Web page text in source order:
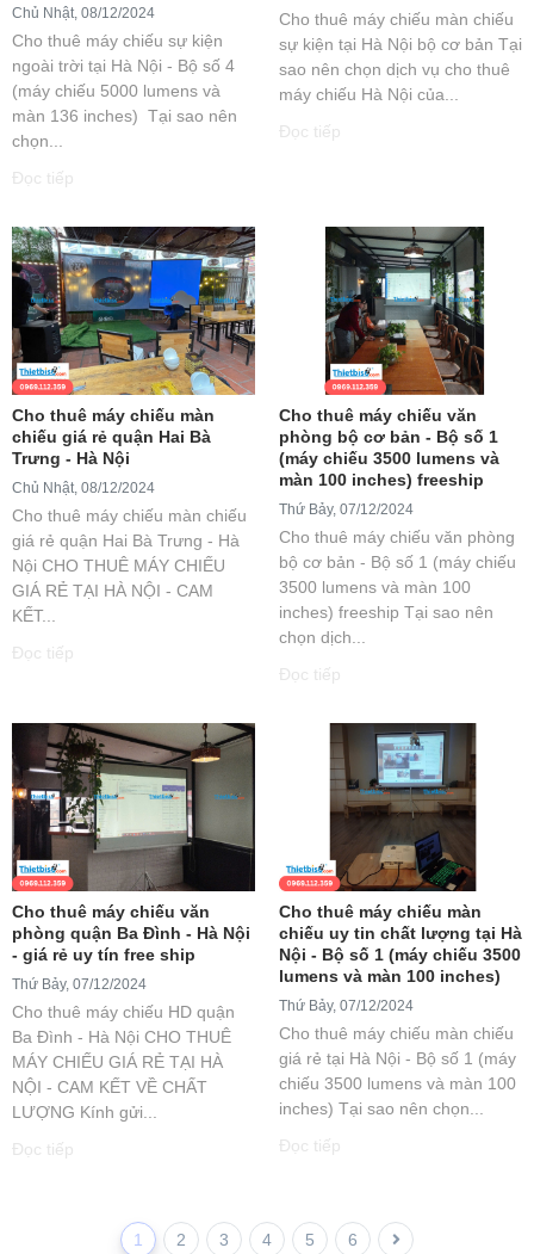
Chủ Nhật, 08/12/2024
Cho thuê máy chiếu sự kiện
ngoài trời tại Hà Nội - Bộ số 4
(máy chiếu 5000 lumens và
màn 136 inches) Tại sao nên
chọn...
Đọc tiếp
Cho thuê máy chiếu màn chiếu
sự kiện tại Hà Nội bộ cơ bản Tại
sao nên chọn dịch vụ cho thuê
máy chiếu Hà Nội của...
Đọc tiếp
Cho thuê máy chiếu màn
chiếu giá rẻ quận Hai Bà
Trưng - Hà Nội
Chủ Nhật, 08/12/2024
Cho thuê máy chiếu màn chiếu
giá rẻ quận Hai Bà Trưng - Hà
Nội CHO THUÊ MÁY CHIẾU
GIÁ RẺ TẠI HÀ NỘI - CAM
KẾT...
Đọc tiếp
Cho thuê máy chiếu văn
phòng bộ cơ bản - Bộ số 1
(máy chiếu 3500 lumens và
màn 100 inches) freeship
Thứ Bảy, 07/12/2024
Cho thuê máy chiếu văn phòng
bộ cơ bản - Bộ số 1 (máy chiếu
3500 lumens và màn 100
inches) freeship Tại sao nên
chọn dịch...
Đọc tiếp
Cho thuê máy chiếu văn
phòng quận Ba Đình - Hà Nội
- giá rẻ uy tín free ship
Thứ Bảy, 07/12/2024
Cho thuê máy chiếu HD quận
Ba Đình - Hà Nội CHO THUÊ
MÁY CHIẾU GIÁ RẺ TẠI HÀ
NỘI - CAM KẾT VỀ CHẤT
LƯỢNG Kính gửi...
Đọc tiếp
Cho thuê máy chiếu màn
chiếu uy tin chất lượng tại Hà
Nội - Bộ số 1 (máy chiếu 3500
lumens và màn 100 inches)
Thứ Bảy, 07/12/2024
Cho thuê máy chiếu màn chiếu
giá rẻ tại Hà Nội - Bộ số 1 (máy
chiếu 3500 lumens và màn 100
inches) Tại sao nên chọn...
Đọc tiếp
1 2 3 4 5 6